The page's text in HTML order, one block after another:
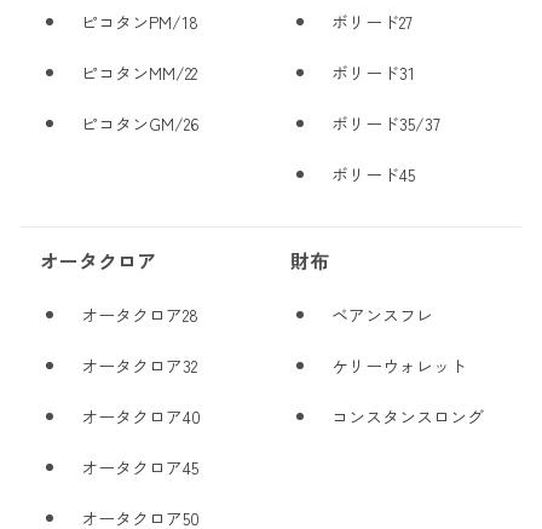
ピコタンPM/18
ピコタンMM/22
ピコタンGM/26
ボリード27
ボリード31
ボリード35/37
ボリード45
オータクロア
オータクロア28
オータクロア32
オータクロア40
オータクロア45
オータクロア50
財布
ベアンスフレ
ケリーウォレット
コンスタンスロング